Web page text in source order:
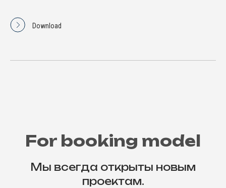
Download
For booking model
Мы всегда открыты новым
проектам.